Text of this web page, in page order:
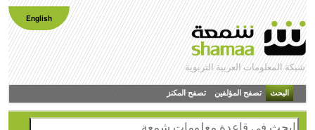
English
شبكة المعلومات العربية التربوية
البحث تصفح المؤلفين تصفح المكنز